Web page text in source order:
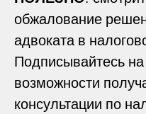
обжалование
адвоката в
Подписывайтесь
возможности
консультации по